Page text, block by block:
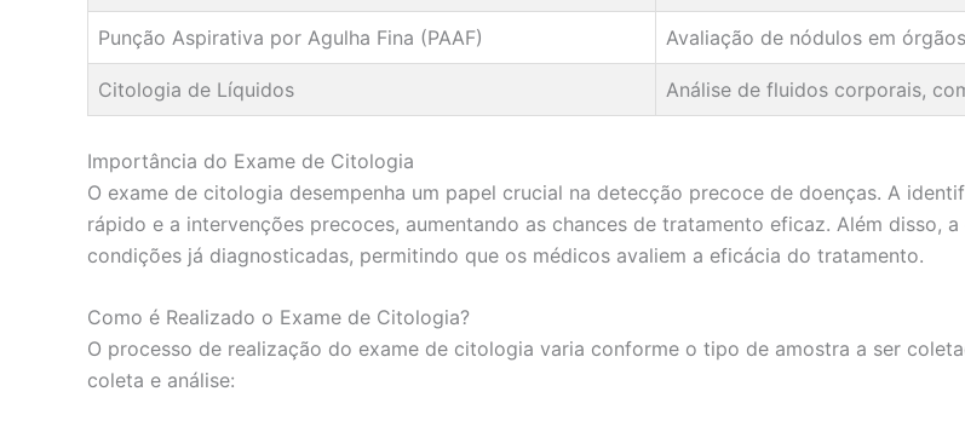
Punção Aspirativa por Agulha Fina (PAAF) Avaliação de nódulos em
Citologia de Líquidos Análise de fluidos corporais,
Importância do Exame de Citologia
O exame de citologia desempenha um papel crucial na detecção precoce de doenças. A
rápido e a intervenções precoces, aumentando as chances de tratamento eficaz. Além disso,
condições já diagnosticadas, permitindo que os médicos avaliem a eficácia do tratamento.
Como é Realizado o Exame de Citologia?
O processo de realização do exame de citologia varia conforme o tipo de amostra a ser
coleta e análise: